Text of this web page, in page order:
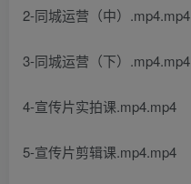
2-同城运营（中）.mp4.mp4
3-同城运营（下）.mp4.mp4
4-宣传片实拍课.mp4.mp4
5-宣传片剪辑课.mp4.mp4